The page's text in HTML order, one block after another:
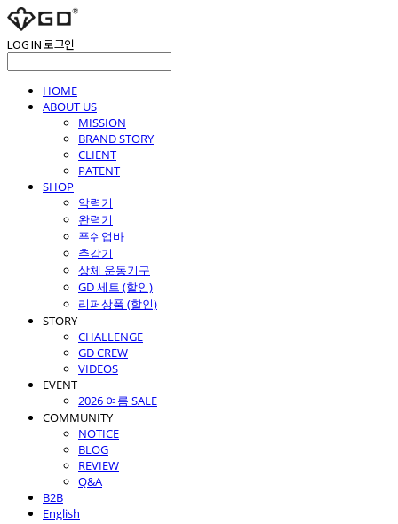
LOG IN로그인
HOME
ABOUT US
MISSION
BRAND STORY
CLIENT
PATENT
SHOP
악력기
완력기
푸쉬업바
추감기
상체 운동기구
GD 세트 (할인)
리퍼상품 (할인)
STORY
CHALLENGE
GD CREW
VIDEOS
EVENT
2026 여름 SALE
COMMUNITY
NOTICE
BLOG
REVIEW
Q&A
B2B
English